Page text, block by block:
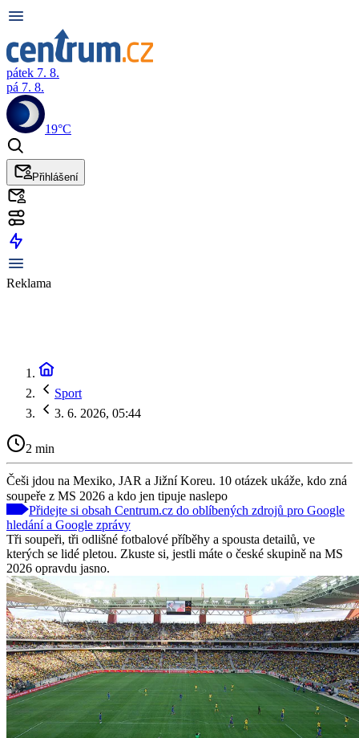
pátek 7. 8.
pá 7. 8.
19°C
Přihlášení
Reklama
Sport
3. 6. 2026, 05:44
2 min
Češi jdou na Mexiko, JAR a Jižní Koreu. 10 otázek ukáže, kdo zná
soupeře z MS 2026 a kdo jen tipuje naslepo
Přidejte si obsah Centrum.cz do oblíbených zdrojů pro Google
hledání a Google zprávy
Tři soupeři, tři odlišné fotbalové příběhy a spousta detailů, ve
kterých se lidé pletou. Zkuste si, jestli máte o české skupině na MS
2026 opravdu jasno.